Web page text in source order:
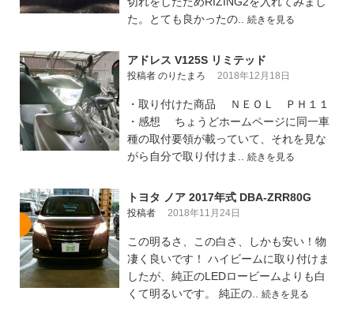
た。とても良かったの.. 続きを見る
アドレス V125S リミテッド
投稿者 のりたまろ 2018年12月18日
・取り付けた商品 ＮＥＯＬ ＰＨ１１
・感想 ちょうどホームページに同一車
種の取付要領が載っていて、それを見な
がら自分で取り付けま.. 続きを見る
トヨタ ノア 2017年式 DBA-ZRR80G
投稿者 2018年11月24日
この明るさ、この白さ、しかも安い！物
凄く良いです！ ハイビームに取り付けま
したが、純正のLEDロービームよりも白
くて明るいです。 純正の.. 続きを見る